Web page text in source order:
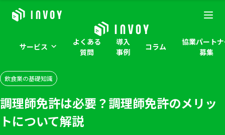
サービス
よくある
質問
導入
事例
コラム
協業パート
募集
飲食業の基礎知識
調理師免許は必要？調理師免許のメリッ
トについて解説